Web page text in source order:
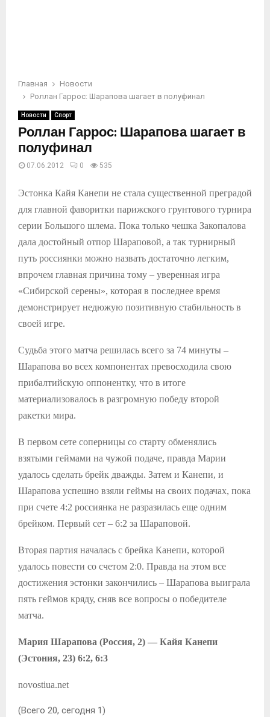
Главная
Новости
Роллан Гаррос: Шарапова шагает в полуфинал
Новости Спорт
Роллан Гаррос: Шарапова шагает в
полуфинал
07.06.2012 0 535
Эстонка Кайя Канепи не стала существенной преградой
для главной фаворитки парижского грунтового турнира
серии Большого шлема. Пока только чешка Закопалова
дала достойный отпор Шараповой, а так турнирный
путь россиянки можно назвать достаточно легким,
впрочем главная причина тому – уверенная игра
«Сибирской серены», которая в последнее время
демонстрирует недюжую позитивную стабильность в
своей игре.
Судьба этого матча решилась всего за 74 минуты –
Шарапова во всех компонентах превосходила свою
прибалтийскую оппонентку, что в итоге
материализовалось в разгромную победу второй
ракетки мира.
В первом сете соперницы со старту обменялись
взятыми геймами на чужой подаче, правда Марии
удалось сделать брейк дважды. Затем и Канепи, и
Шарапова успешно взяли геймы на своих подачах, пока
при счете 4:2 россиянка не разразилась еще одним
брейком. Первый сет – 6:2 за Шараповой.
Вторая партия началась с брейка Канепи, которой
удалось повести со счетом 2:0. Правда на этом все
достижения эстонки закончились – Шарапова выиграла
пять геймов кряду, сняв все вопросы о победителе
матча.
Мария Шарапова (Россия, 2) — Кайя Канепи
(Эстония, 23) 6:2, 6:3
novostiua.net
(Всего 20, сегодня 1)